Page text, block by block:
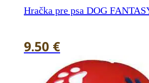
Hračka pre psa DOG
9.50 €